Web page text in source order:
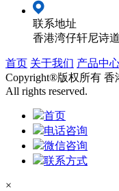
联系地址
香港湾仔轩尼诗
首页 关于我们 产品中
Copyright®版权所有 香
All rights reserved.
首页
电话咨询
微信咨询
联系方式
×